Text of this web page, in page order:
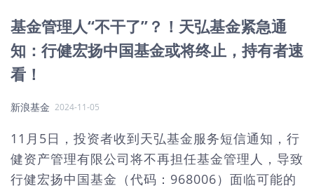
基金管理人“不干了”？！天弘基金紧急通
知：行健宏扬中国基金或将终止，持有者速
看！
新浪基金 2024-11-05
11月5日，投资者收到天弘基金服务短信通知，行
健资产管理有限公司将不再担任基金管理人，导致
行健宏扬中国基金（代码：968006）面临可能的